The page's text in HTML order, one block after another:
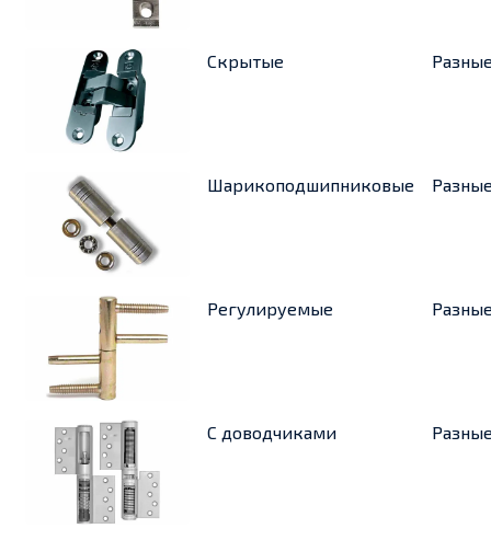
Скрытые
Шарикоподшипниковые
Регулируемые
С доводчиками